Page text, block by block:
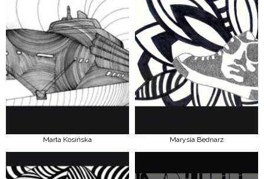
Marta Kosińska Marysia Bednarz